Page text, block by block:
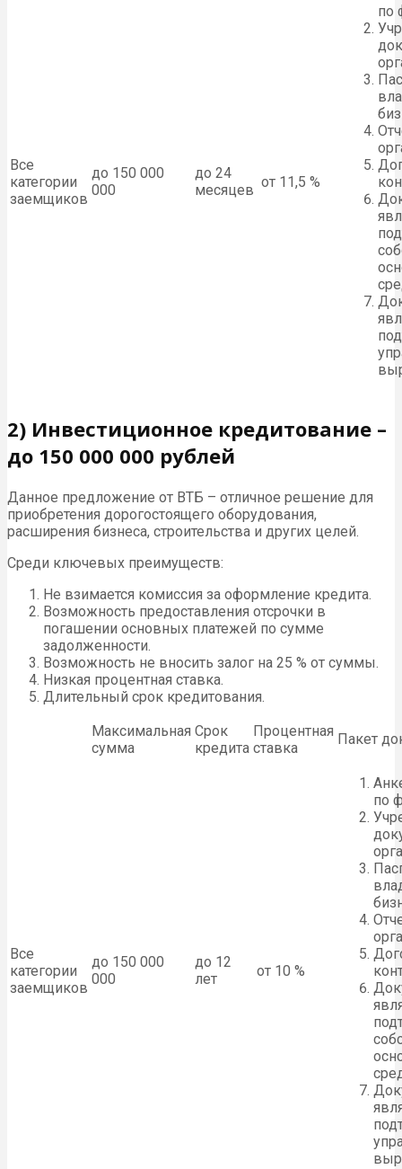
Все
категории
заемщиков
до 150 000
000
до 24
месяцев от 11,5 %
по
2) Инвестиционное кредитование –
до 150 000 000 рублей
Данное предложение от ВТБ – отличное решение для
приобретения дорогостоящего оборудования,
расширения бизнеса, строительства и других целей.
Среди ключевых преимуществ:
Не взимается комиссия за оформление кредита.
Возможность предоставления отсрочки в
погашении основных платежей по сумме
задолженности.
Возможность не вносить залог на 25 % от суммы.
Низкая процентная ставка.
Длительный срок кредитования.
Максимальная
сумма
Срок
кредита
Процентная
ставка
Пакет
Все
категории
заемщиков
до 150 000
000
до 12
лет
от 10 %
по